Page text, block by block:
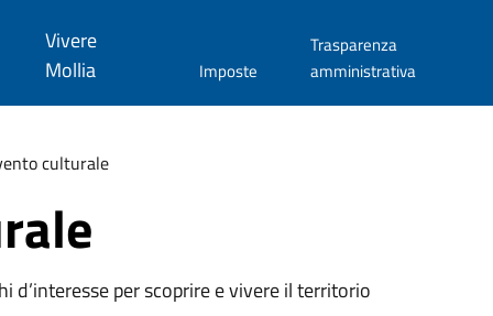
Vivere
Mollia
Imposte
Trasparenza
amministrativa
culturale
d’interesse per scoprire e vivere il territorio